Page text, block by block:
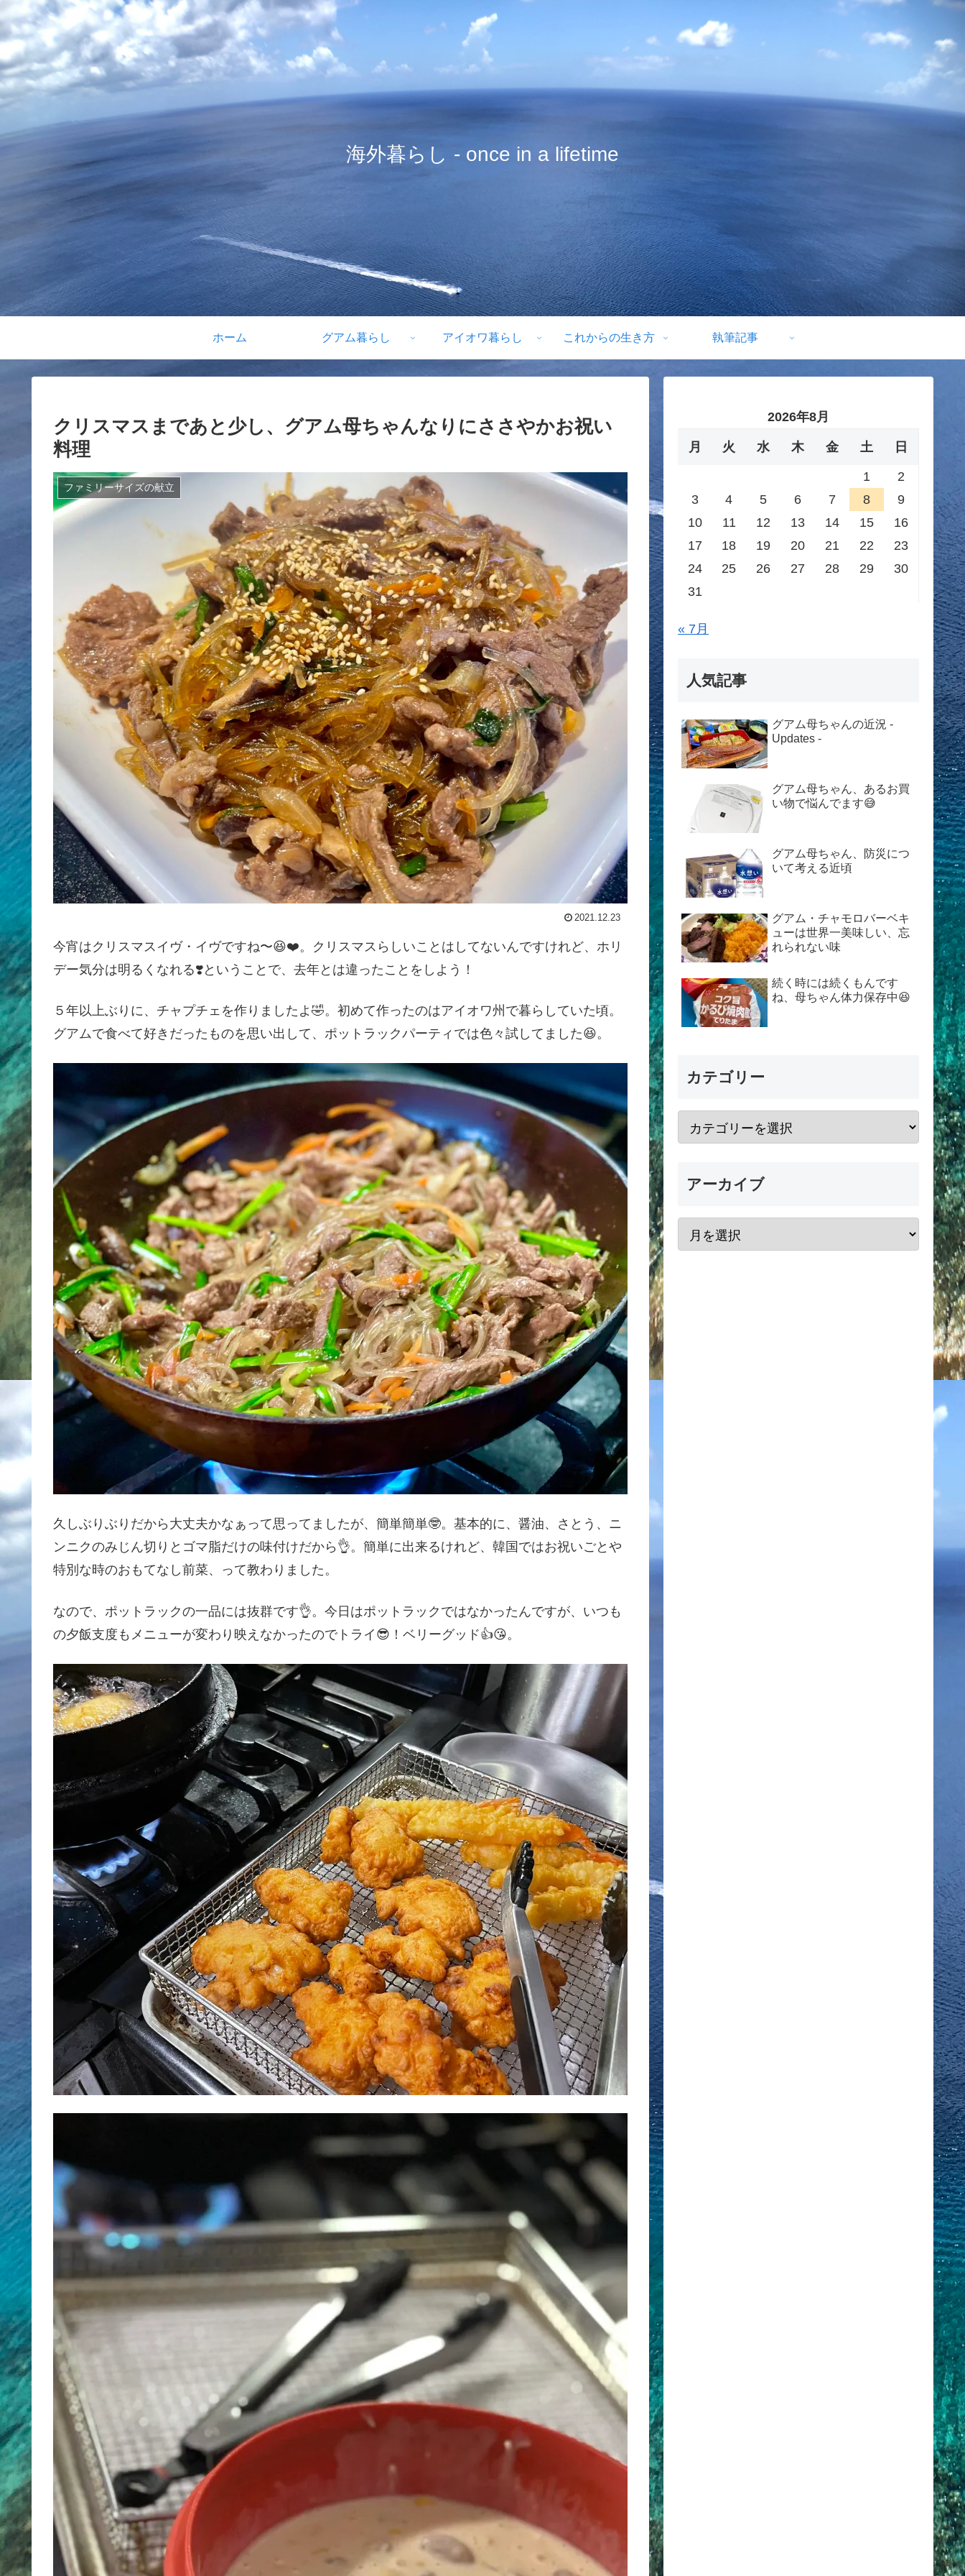
海外暮らし - once in a lifetime
ホーム グアム暮らし アイオワ暮らし これからの生き方 執筆記事
クリスマスまであと少し、グアム母ちゃんなりにささやかお祝い
料理
ファミリーサイズの献立
2021.12.23
今宵はクリスマスイヴ・イヴですね〜😆❤️。クリスマスらしいことはしてないんですけれど、ホリ
デー気分は明るくなれる❣️ということで、去年とは違ったことをしよう！
５年以上ぶりに、チャプチェを作りましたよ🤣。初めて作ったのはアイオワ州で暮らしていた頃。
グアムで食べて好きだったものを思い出して、ポットラックパーティでは色々試してました😆。
久しぶりぶりだから大丈夫かなぁって思ってましたが、簡単簡単🤓。基本的に、醤油、さとう、ニ
ンニクのみじん切りとゴマ脂だけの味付けだから👌。簡単に出来るけれど、韓国ではお祝いごとや
特別な時のおもてなし前菜、って教わりました。
なので、ポットラックの一品には抜群です👌。今日はポットラックではなかったんですが、いつも
の夕飯支度もメニューが変わり映えなかったのでトライ😎！ベリーグッド👍😘。
2026年8月
月 火 水 木 金 土 日
1
2
3
4 5 6 7 8
9
10
11 12 13 14 15
16
17
18 19 20 21 22
23
24
25 26 27 28 29
30
31
« 7月
人気記事
グアム母ちゃんの近況 -
Updates -
グアム母ちゃん、あるお買
い物で悩んでます😅
グアム母ちゃん、防災につ
いて考える近頃
グアム・チャモロバーベキ
ューは世界一美味しい、忘
れられない味
続く時には続くもんです
ね、母ちゃん体力保存中😆
カテゴリー
アーカイブ